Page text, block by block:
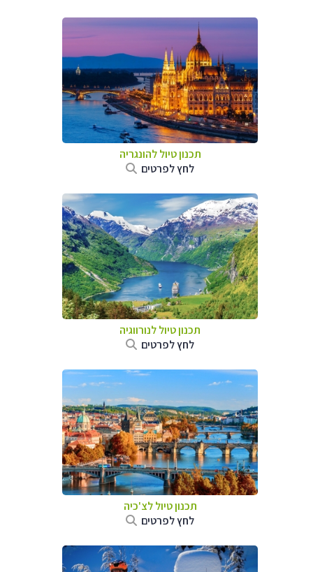
תכנון טיול להונגריה
לחץ לפרטים
תכנון טיול לנורווגיה
לחץ לפרטים
תכנון טיול לצ'כיה
לחץ לפרטים